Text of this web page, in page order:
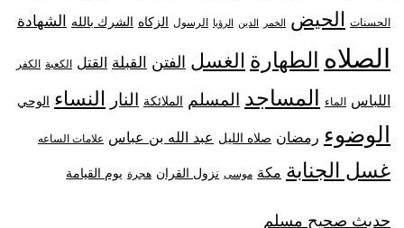
الحسنات الحيض الخمر الدين الرؤيا الرسول الزكاه الشرك بالله الشهادة
الصلاه الطهارة الغسل الفتن القبلة القتل الكعبة الكفر
اللباس الماء المساجد المسلم الملائكة النار النساء الوحي
الوضوء رمضان صلاه الليل عبد الله بن عباس علامات الساعه
غسل الجنابة مكة موسى نزول القران هجرة يوم القيامة
حديث صحيح مسلم